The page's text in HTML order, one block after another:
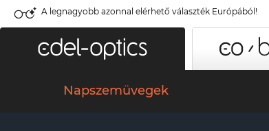
A legnagyobb azonnal elérhető választék Európából!
Napszemüvegek